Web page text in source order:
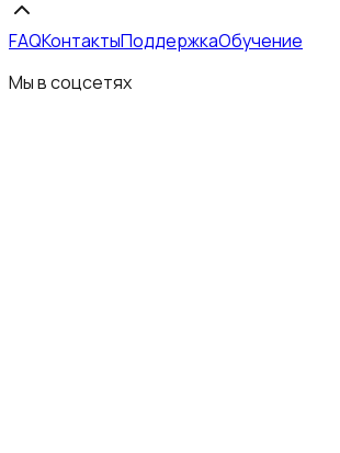
FAQКонтактыПоддержкаОбучение
Мы в соцсетях